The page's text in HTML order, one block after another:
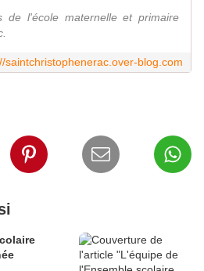
de l'école maternelle et primaire
saintchristophenerac.over-blog.com